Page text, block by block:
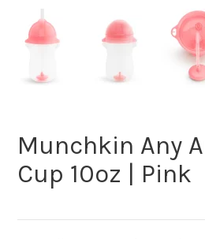
Munchkin Any
Cup 10oz | Pink